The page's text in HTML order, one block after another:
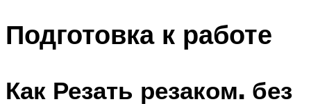
Подготовка к работе
Как Резать резаком. без